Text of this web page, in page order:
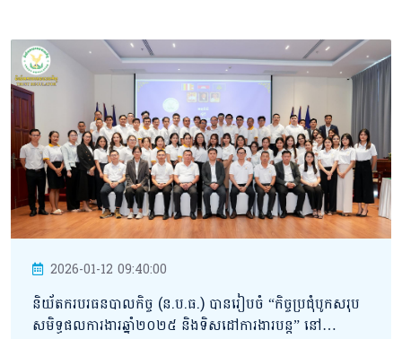
2026-01-12 09:40:00
និយ័តករបរធនបាលកិច្ច (ន.ប.ធ.) បានរៀបចំ “កិច្ចប្រជុំបូកសរុប
សមិទ្ធផលការងារឆ្នាំ២០២៥ និងទិសដៅការងារបន្ត” នៅ